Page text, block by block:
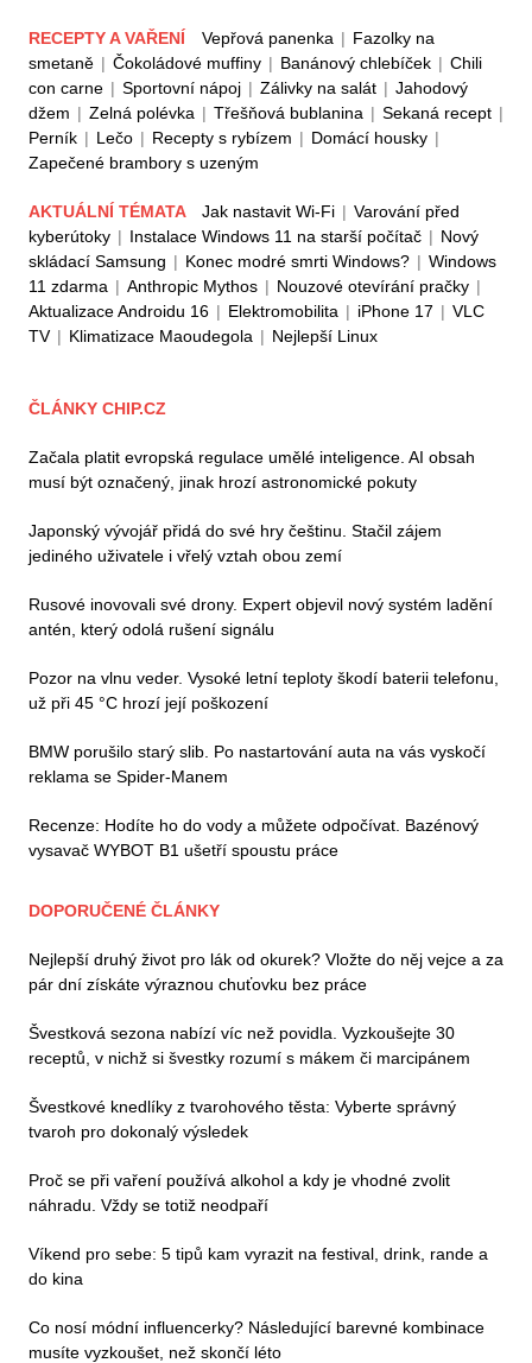
RECEPTY A VAŘENÍ Vepřová panenka | Fazolky na
smetaně | Čokoládové muffiny | Banánový chlebíček | Chili
con carne | Sportovní nápoj | Zálivky na salát | Jahodový
džem | Zelná polévka | Třešňová bublanina | Sekaná recept |
Perník | Lečo | Recepty s rybízem | Domácí housky |
Zapečené brambory s uzeným
AKTUÁLNÍ TÉMATA Jak nastavit Wi-Fi | Varování před
kyberútoky | Instalace Windows 11 na starší počítač | Nový
skládací Samsung | Konec modré smrti Windows? | Windows
11 zdarma | Anthropic Mythos | Nouzové otevírání pračky |
Aktualizace Androidu 16 | Elektromobilita | iPhone 17 | VLC
TV | Klimatizace Maoudegola | Nejlepší Linux
ČLÁNKY CHIP.CZ
Začala platit evropská regulace umělé inteligence. AI obsah
musí být označený, jinak hrozí astronomické pokuty
Japonský vývojář přidá do své hry češtinu. Stačil zájem
jediného uživatele i vřelý vztah obou zemí
Rusové inovovali své drony. Expert objevil nový systém ladění
antén, který odolá rušení signálu
Pozor na vlnu veder. Vysoké letní teploty škodí baterii telefonu,
už při 45 °C hrozí její poškození
BMW porušilo starý slib. Po nastartování auta na vás vyskočí
reklama se Spider-Manem
Recenze: Hodíte ho do vody a můžete odpočívat. Bazénový
vysavač WYBOT B1 ušetří spoustu práce
DOPORUČENÉ ČLÁNKY
Nejlepší druhý život pro lák od okurek? Vložte do něj vejce a za
pár dní získáte výraznou chuťovku bez práce
Švestková sezona nabízí víc než povidla. Vyzkoušejte 30
receptů, v nichž si švestky rozumí s mákem či marcipánem
Švestkové knedlíky z tvarohového těsta: Vyberte správný
tvaroh pro dokonalý výsledek
Proč se při vaření používá alkohol a kdy je vhodné zvolit
náhradu. Vždy se totiž neodpaří
Víkend pro sebe: 5 tipů kam vyrazit na festival, drink, rande a
do kina
Co nosí módní influencerky? Následující barevné kombinace
musíte vyzkoušet, než skončí léto